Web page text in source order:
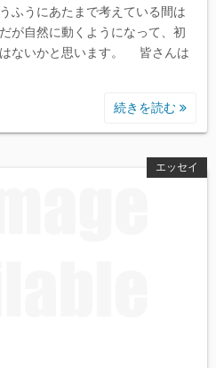
ふうにあたまで考えている間は
が自然に動くようになって、初
ないかと思います。 皆さんは
続きを読む
エッセイ